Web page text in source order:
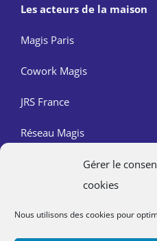
Gérer le
cookies
Nous utilisons des cookies pour
Les acteurs de la maison
Magis Paris
Cowork Magis
JRS France
Réseau Magis
Mentions légales